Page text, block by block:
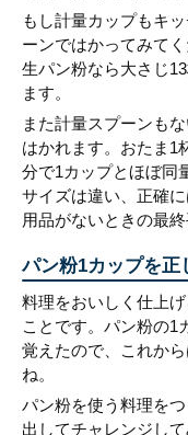
もし計量カップもキ
ーンではかってみて
生パン粉なら大さじ
ます。
また計量スプーンも
はかれます。おたま1
分で1カップとほぼ同
サイズは違い、正確
用品がないときの最
パン粉1カップを正
料理をおいしく仕上
ことです。パン粉の1
覚えたので、これか
ね。
パン粉を使う料理を
出してチャレンジして